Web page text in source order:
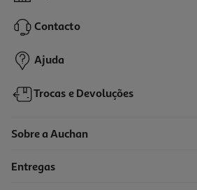
Contacto
Ajuda
Trocas e Devoluções
Sobre a Auchan
Entregas